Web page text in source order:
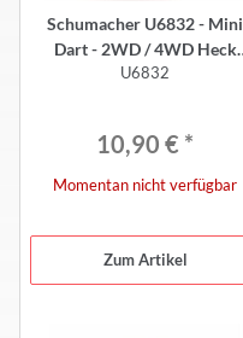
Schumacher U6832 - Mini
Dart - 2WD / 4WD Heck
Reifen - SILBER (2 Stück)
U6832
10,90 € *
Momentan nicht verfügbar
Zum Artikel